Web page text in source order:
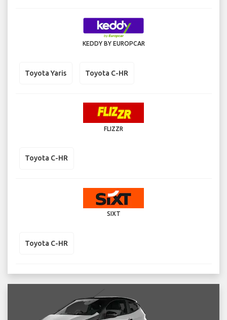
KEDDY BY EUROPCAR
Toyota Yaris Toyota C-HR
FLIZZR
Toyota C-HR
SIXT
Toyota C-HR